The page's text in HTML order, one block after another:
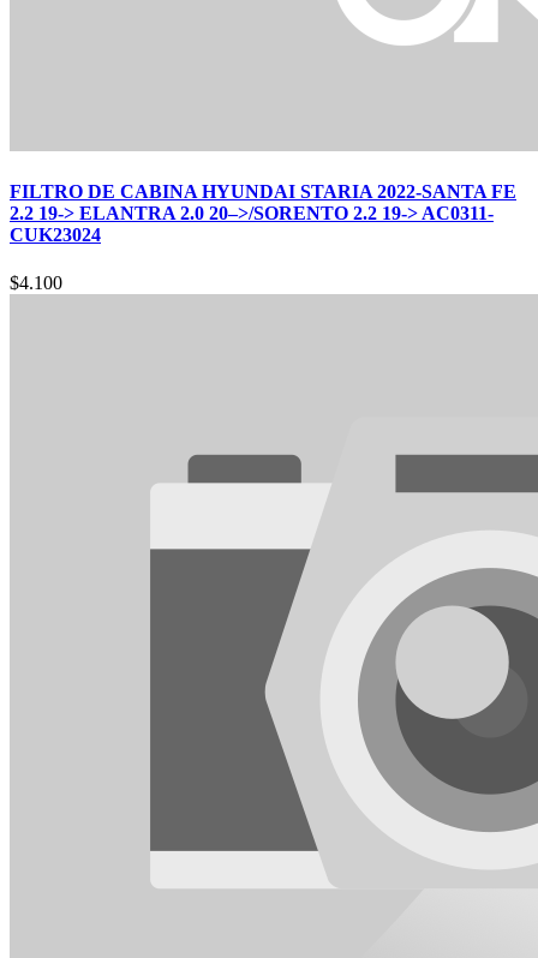
FILTRO DE CABINA HYUNDAI STARIA 2022-SANTA FE
2.2 19-> ELANTRA 2.0 20–>/SORENTO 2.2 19-> AC0311-
CUK23024
$4.100